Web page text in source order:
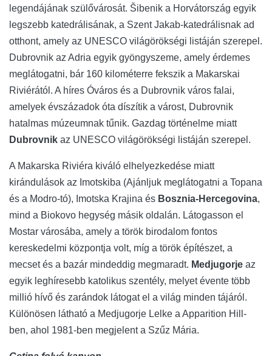
legendájának szülővárosát. Šibenik a Horvátország egyik
legszebb katedrálisának, a Szent Jakab-katedrálisnak ad
otthont, amely az UNESCO világörökségi listáján szerepel.
Dubrovnik az Adria egyik gyöngyszeme, amely érdemes
meglátogatni, bár 160 kilométerre fekszik a Makarskai
Riviérától. A híres Óváros és a Dubrovnik város falai,
amelyek évszázadok óta díszítik a várost, Dubrovnik
hatalmas múzeumnak tűnik. Gazdag történelme miatt
Dubrovnik az UNESCO világörökségi listáján szerepel.
A Makarska Riviéra kiváló elhelyezkedése miatt
kirándulások az Imotskiba (Ajánljuk meglátogatni a Topana
és a Modro-tó), Imotska Krajina és Bosznia-Hercegovina,
mind a Biokovo hegység másik oldalán. Látogasson el
Mostar városába, amely a török ​​birodalom fontos
kereskedelmi központja volt, míg a török ​​építészet, a
mecset és a bazár mindeddig megmaradt. Medjugorje az
egyik leghíresebb katolikus szentély, melyet évente több
millió hívő és zarándok látogat el a világ minden tájáról.
Különösen látható a Medjugorje Lelke a Apparition Hill-
ben, ahol 1981-ben megjelent a Szűz Mária.